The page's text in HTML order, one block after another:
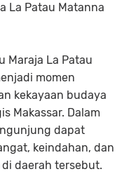
La Patau Matanna
Maraja La Patau
momen
kekayaan budaya
Makassar. Dalam
dapat
keindahan, dan
daerah tersebut.